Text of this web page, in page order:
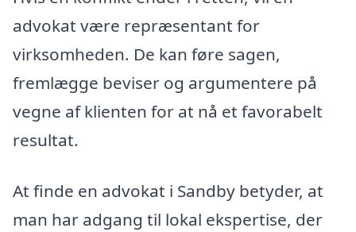
advokat være repræsentant for
virksomheden. De kan føre sagen,
fremlægge beviser og argumentere på
vegne af klienten for at nå et favorabelt
resultat.
At finde en advokat i Sandby betyder, at
man har adgang til lokal ekspertise, der